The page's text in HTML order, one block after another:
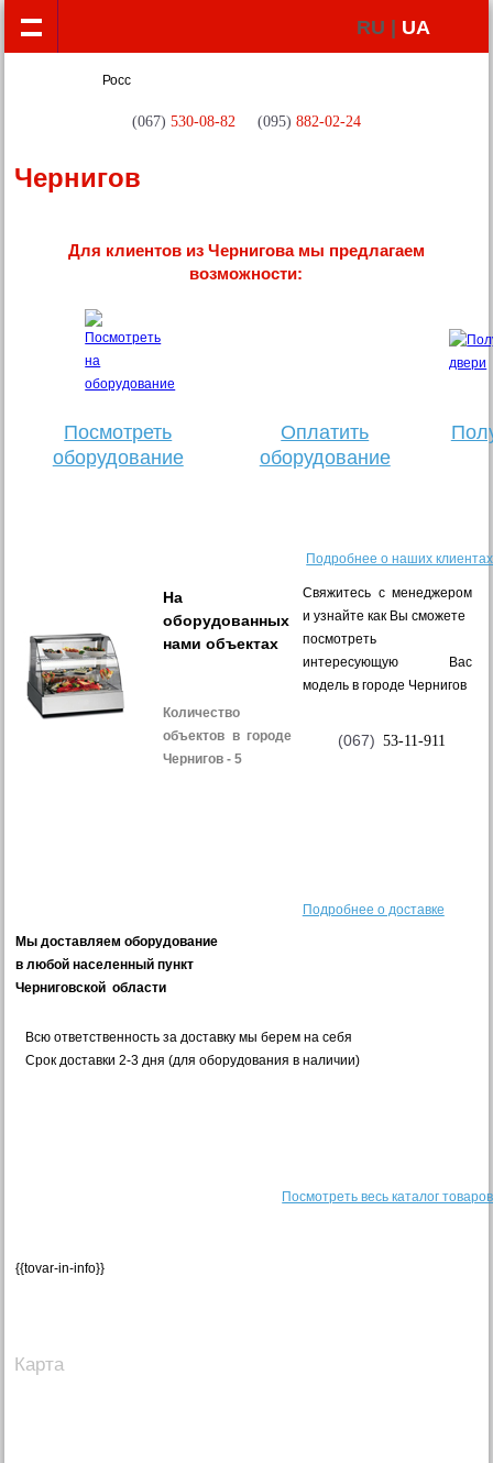
RU | UA
(067) 530-08-82 (095) 882-02-24
Чернигов
Для клиентов из Чернигова мы предлагаем
возможности:
Посмотреть
оборудование
Оплатить
оборудование
Подробнее о наших клиентах
На
оборудованных
нами объектах
Количество
объектов в городе
Чернигов - 5
Свяжитесь с менеджером
и узнайте как Вы сможете
посмотреть
интересующую Вас
модель в городе Чернигов
(067) 53-11-911
Подробнее о доставке
Мы доставляем оборудование
в любой населенный пункт
Черниговской области
Всю ответственность за доставку мы берем на себя
Срок доставки 2-3 дня (для оборудования в наличии)
Посмотреть весь каталог товаров
{{tovar-in-info}}
Карта